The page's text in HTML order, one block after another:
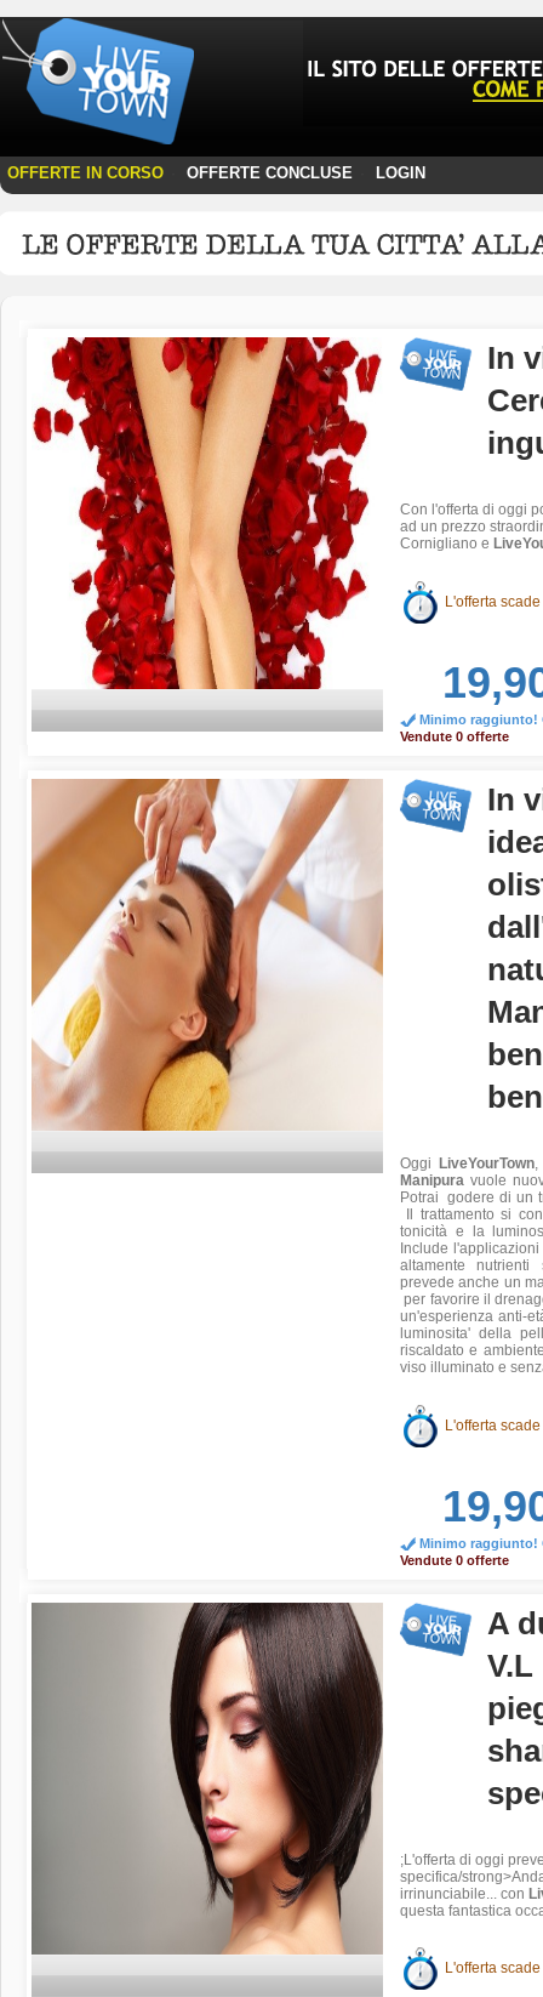
OFFERTE IN CORSO OFFERTE CONCLUSE LOGIN
In
Con l'offerta di oggi
ad un prezzo
Cornigliano e
L'offerta
Minimo raggiunto!
Vendute 0 offerte
In
Oggi LiveYourTown,
Manipura vuole
Potrai godere di un
Il trattamento si
tonicità e la
Include
altamente nutrienti
prevede anche un
per favorire il
un'esperienza anti-
luminosita' della
riscaldato e
viso illuminato e
L'offerta
Minimo raggiunto!
Vendute 0 offerte
A
;L'offerta di oggi
specifica/strong>
irrinunciabile... con
questa fantastica
L'offerta